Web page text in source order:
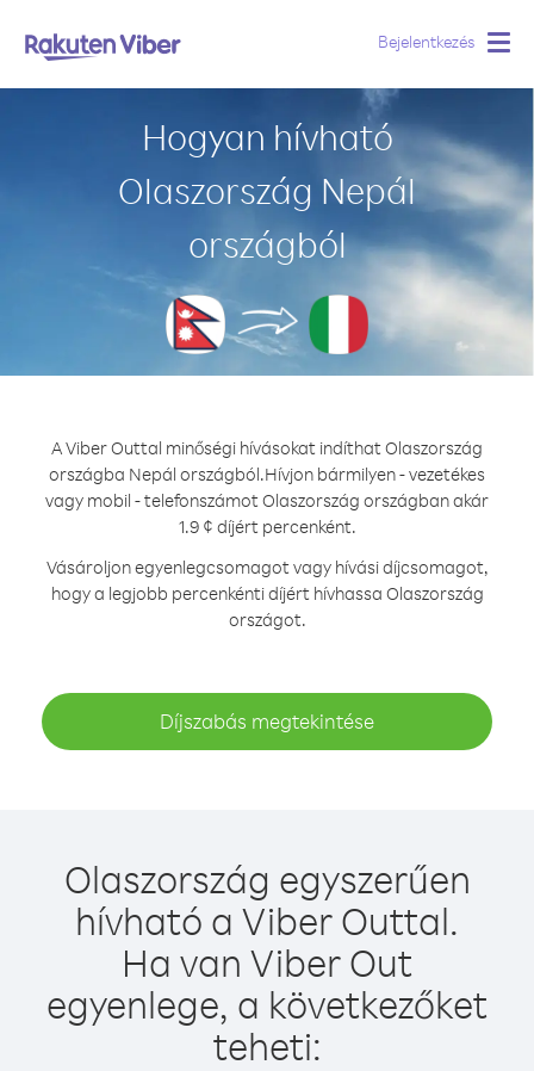
Bejelentkezés
Hogyan hívható
Olaszország Nepál
országból
A Viber Outtal minőségi hívásokat indíthat Olaszország
országba Nepál országból.Hívjon bármilyen - vezetékes
vagy mobil - telefonszámot Olaszország országban akár
1.9 ¢ díjért percenként.
Vásároljon egyenlegcsomagot vagy hívási díjcsomagot,
hogy a legjobb percenkénti díjért hívhassa Olaszország
országot.
Díjszabás megtekintése
Olaszország egyszerűen
hívható a Viber Outtal.
Ha van Viber Out
egyenlege, a következőket
teheti: